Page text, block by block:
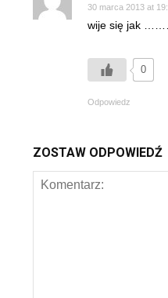
30 marca 2013 at
wije się jak
0
Odpowiedz
ZOSTAW ODPOWIEDŹ